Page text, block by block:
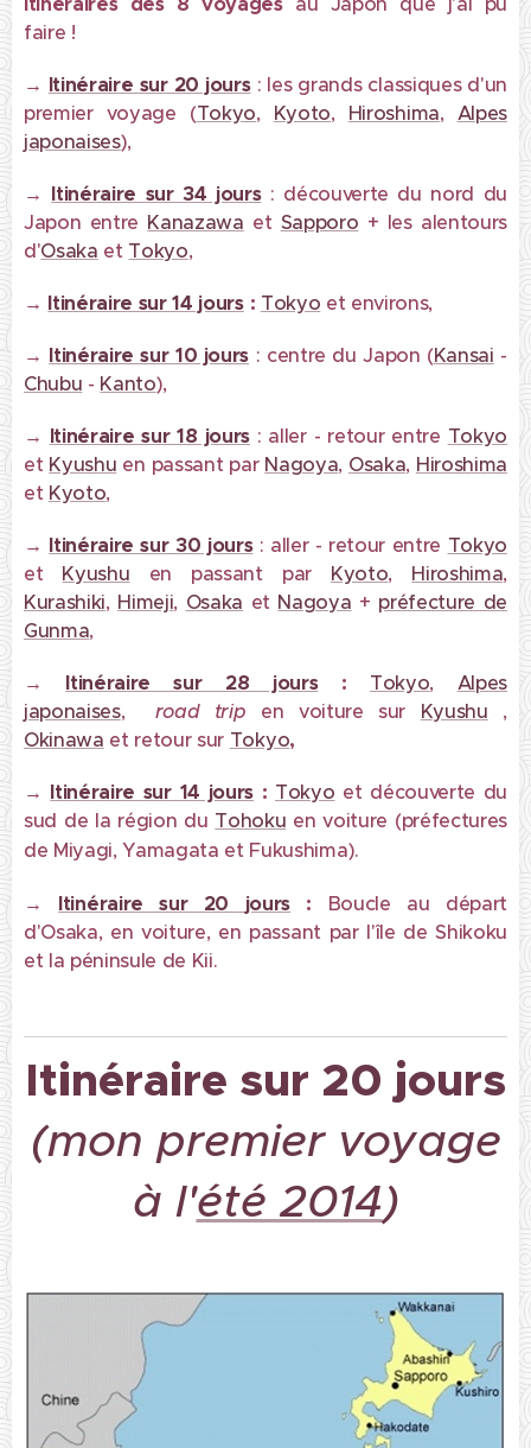
faire !
→ Itinéraire sur 20 jours: les grands classiques d'un
premier voyage (Tokyo, Kyoto, Hiroshima, Alpes
japonaises),
→ Itinéraire sur 34 jours: découverte du nord du
Japon entre Kanazawa et Sapporo + les alentours
d'Osaka et Tokyo,
→ Itinéraire sur 14 jours: Tokyo et environs,
→ Itinéraire sur 10 jours : centre du Japon (Kansai -
Chubu - Kanto),
→ Itinéraire sur 18 jours: aller - retour entre Tokyo
et Kyushu en passant par Nagoya, Osaka, Hiroshima
et Kyoto,
→ Itinéraire sur 30 jours: aller - retour entre Tokyo
et Kyushu en passant par Kyoto, Hiroshima,
Kurashiki, Himeji, Osaka et Nagoya + préfecture de
Gunma,
→ Itinéraire sur 28 jours: Tokyo, Alpes
japonaises, road trip en voiture sur Kyushu ,
Okinawa et retour sur Tokyo,
→ Itinéraire sur 14 jours: Tokyo et découverte du
sud de la région du Tohoku en voiture (préfectures
de Miyagi, Yamagata et Fukushima).
→ Itinéraire sur 20 jours : Boucle au départ
d'Osaka, en voiture, en passant par l'île de Shikoku
et la péninsule de Kii.
Itinéraire sur 20 jours
(mon premier voyage
à l'été 2014)